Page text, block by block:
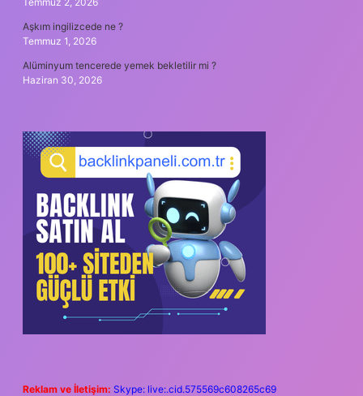
Aşkım ingilizcede ne ?
Temmuz 1, 2026
Alüminyum tencerede yemek bekletilir mi ?
Haziran 30, 2026
Reklam ve İletişim: Skype: live:.cid.575569c608265c69